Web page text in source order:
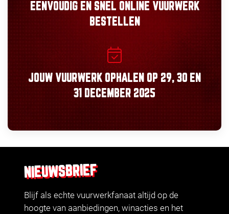
EENVOUDIGEN SNEL ONLINE VUURWERK
BESTELLEN
JOUW VUURWERK OPHALEN OP 29, 30 EN
31 DECEMBER 2025
NIEUWSBRIEF
Blijf als echte vuurwerkfanaat altijd op de
hoogte van aanbiedingen, winacties en het